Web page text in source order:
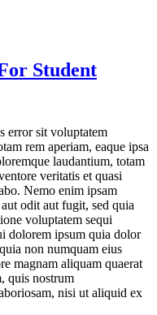
Student
error sit voluptatem
rem aperiam, eaque ipsa
laudantium, totam
veritatis et quasi
Nemo enim ipsam
odit aut fugit, sed quia
voluptatem sequi
dolorem ipsum quia dolor
non numquam eius
magnam aliquam quaerat
quis nostrum
nisi ut aliquid ex